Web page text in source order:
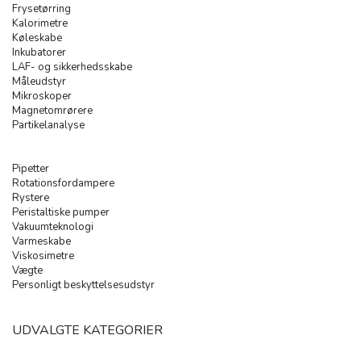
Frysetørring
Kalorimetre
Køleskabe
Inkubatorer
LAF- og sikkerhedsskabe
Måleudstyr
Mikroskoper
Magnetomrørere
Partikelanalyse
Pipetter
Rotationsfordampere
Rystere
Peristaltiske pumper
Vakuumteknologi
Varmeskabe
Viskosimetre
Vægte
Personligt beskyttelsesudstyr
UDVALGTE KATEGORIER